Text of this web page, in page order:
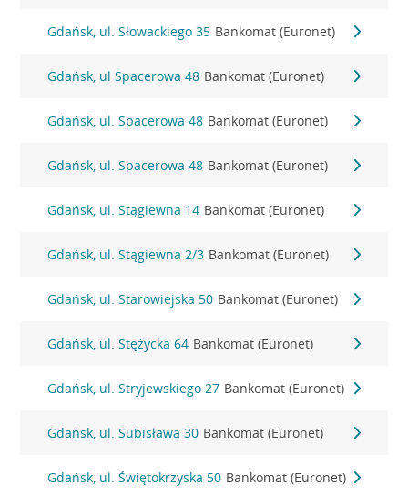
Gdańsk, ul. Słowackiego 35 Bankomat (Euronet)
Gdańsk, ul Spacerowa 48 Bankomat (Euronet)
Gdańsk, ul. Spacerowa 48 Bankomat (Euronet)
Gdańsk, ul. Spacerowa 48 Bankomat (Euronet)
Gdańsk, ul. Stągiewna 14 Bankomat (Euronet)
Gdańsk, ul. Stągiewna 2/3 Bankomat (Euronet)
Gdańsk, ul. Starowiejska 50 Bankomat (Euronet)
Gdańsk, ul. Stężycka 64 Bankomat (Euronet)
Gdańsk, ul. Stryjewskiego 27 Bankomat (Euronet)
Gdańsk, ul. Subisława 30 Bankomat (Euronet)
Gdańsk, ul. Świętokrzyska 50 Bankomat (Euronet)